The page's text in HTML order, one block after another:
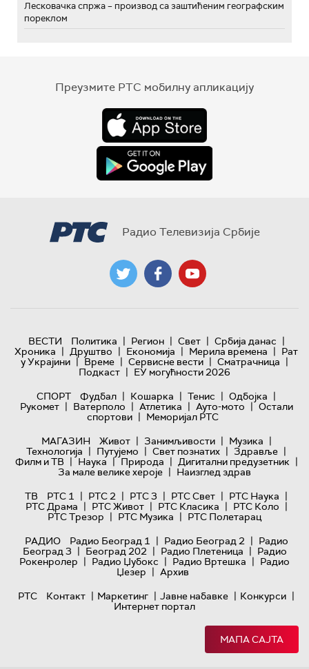
Лесковачка спржа – производ са заштићеним географским
пореклом
Преузмите РТС мобилну апликацију
Радио Телевизија Србије
ВЕСТИ Политика | Регион | Свет | Србија данас |
Хроника | Друштво | Економија | Мерила времена | Рат
у Украјини | Време | Сервисне вести | Сматрачница |
Подкаст | ЕУ могућности 2026
СПОРТ
Фудбал | Кошарка | Тенис | Одбојка |
Рукомет | Ватерполо | Атлетика | Ауто-мото | Остали
спортови | Меморијал РТС
МАГАЗИН
Живот | Занимљивости | Музика |
Технологијa | Путујемо | Свет познатих | Здравље |
Филм и ТВ | Наука | Природа | Дигитални предузетник |
За мале велике хероје | Наизглед здрав
ТВ
РТС 1 | РТС 2 | РТС 3 | РТС Свет | РТС Наука |
РТС Драма | РТС Живот | РТС Класика | РТС Коло |
РТС Трезор | РТС Музика | РТС Полетарац
РАДИО
Радио Београд 1 | Радио Београд 2 | Радио
Београд 3 | Београд 202 | Радио Плетеница | Радио
Рокенролер | Радио Џубокс | Радио Вртешка | Радио
Џезер | Архив
РТС
Контакт | Маркетинг | Јавне набавке | Конкурси |
Интернет портал
МАПА САЈТА